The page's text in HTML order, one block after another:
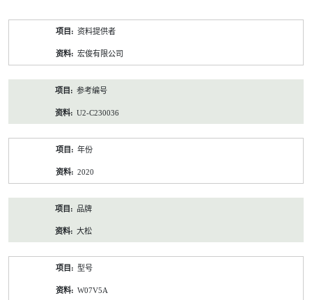
资料提供者
宏俊有限公司
参考编号
U2-C230036
年份
2020
品牌
大松
型号
W07V5A